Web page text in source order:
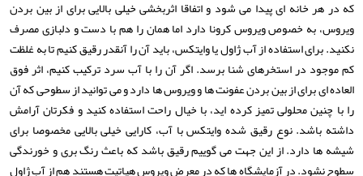
که در هر خانه ای پیدا می شود و اتفاقا اثربخشی خیلی بالایی برای از بین بردن
ویروس، به خصوص ویروس کرونا دارد اما همان را هم با دست و دلبازی مصرف
نکنید. برای استفاده از آب ژاول یا وایتکس، باید آن را آنقدر رقیق کنیم تا به غلظت
کم موجود در استخرهای شنا برسد. اگر آن را با آب سرد ترکیب کنیم، اثر فوق
العاده ای برای از بین بردن عفونت ها و ویروس ها دارد و می توانید از سطوحی که آن
را با چنین محلولی تمیز کرده اید، با خیال راحت استفاده کنید و فکرتان آرامش
داشته باشد. نوع رقیق شده وایتکس با آب، کارایی خیلی بالایی مخصوصا برای
شیشه ها دارد. از این جهت می گوییم رقیق باشد که باعث رنگ بری و خورندگی
سطوح نشود. در آزمایشگاه ها که در معرض ویروس هپاتیت هستند هم از آب ژاول